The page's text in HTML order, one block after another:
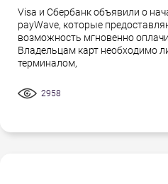
Visa и Сбербанк объявили о
payWave, которые
возможность мгновенно
Владельцам карт необходимо
терминалом,
2958